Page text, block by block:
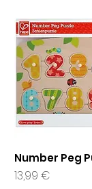
Number Peg
Precio
13,99 €